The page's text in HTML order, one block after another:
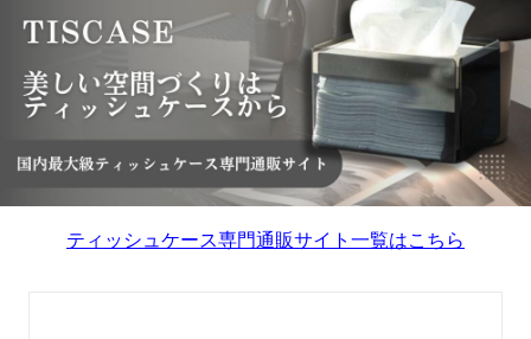
ティッシュケース専門通販サイト一覧はこちら